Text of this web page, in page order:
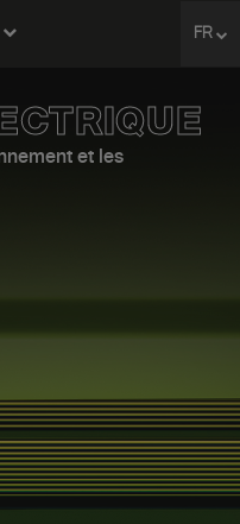
FR
et les